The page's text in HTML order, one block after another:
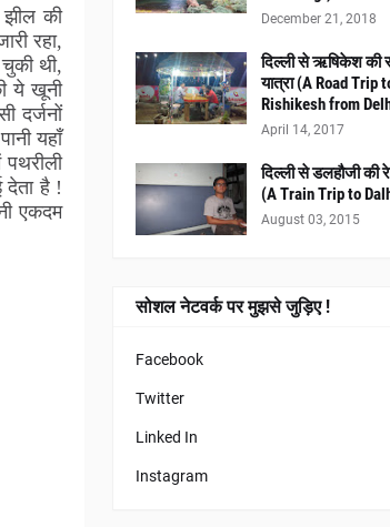
की
रहा,
थी,
ये खूनी
दर्जनों
यहाँ
पथरीली
देता है !
एकदम
December 21, 2018
दिल्ली से ऋषिकेश
यात्रा (A Road Trip
Rishikesh from
April 14, 2017
दिल्ली से डलहौजी की
(A Train Trip to
August 03, 2015
सोशल नेटवर्क पर मुझसे जुड़िए !
Facebook
Twitter
Linked In
Instagram